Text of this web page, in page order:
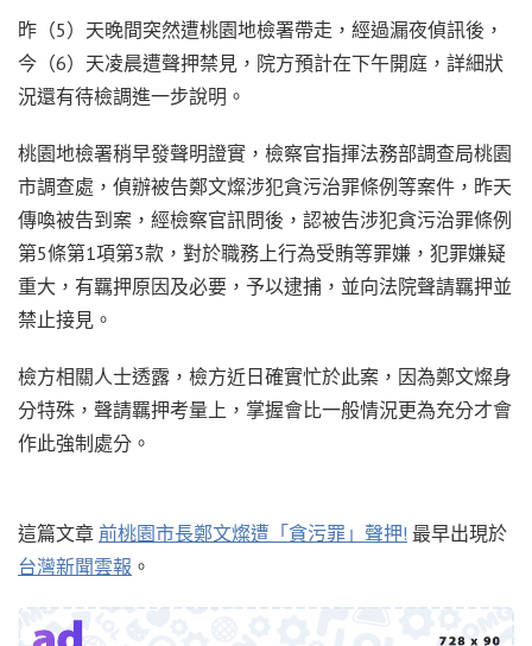
昨（5）天晚間突然遭桃園地檢署帶走，經過漏夜偵訊後，
今（6）天凌晨遭聲押禁見，院方預計在下午開庭，詳細狀
況還有待檢調進一步說明。
桃園地檢署稍早發聲明證實，檢察官指揮法務部調查局桃園
市調查處，偵辦被告鄭文燦涉犯貪污治罪條例等案件，昨天
傳喚被告到案，經檢察官訊問後，認被告涉犯貪污治罪條例
第5條第1項第3款，對於職務上行為受賄等罪嫌，犯罪嫌疑
重大，有羈押原因及必要，予以逮捕，並向法院聲請羈押並
禁止接見。
檢方相關人士透露，檢方近日確實忙於此案，因為鄭文燦身
分特殊，聲請羈押考量上，掌握會比一般情況更為充分才會
作此強制處分。
這篇文章 前桃園市長鄭文燦遭「貪污罪」聲押! 最早出現於
台灣新聞雲報 。